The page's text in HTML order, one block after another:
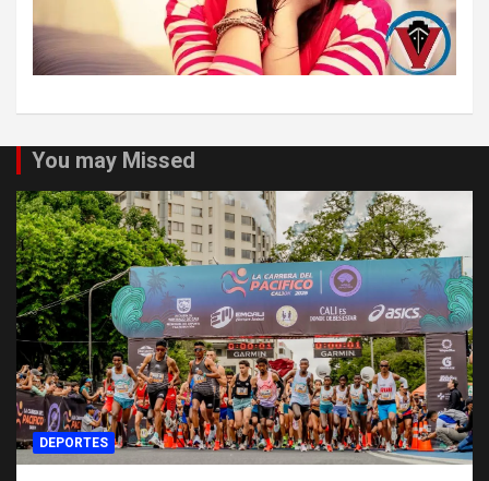
You may Missed
DEPORTES